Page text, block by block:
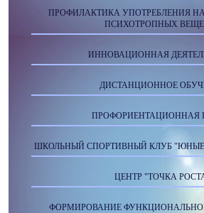
ПРОФИЛАКТИКА УПОТРЕБЛЕНИЯ
ПСИХОТРОПНЫХ
ИННОВАЦИОННАЯ
ДИСТАНЦИОННОЕ
ПРОФОРИЕНТАЦИОННАЯ
ШКОЛЬНЫЙ СПОРТИВНЫЙ КЛУБ
ЦЕНТР "ТОЧКА
ФОРМИРОВАНИЕ